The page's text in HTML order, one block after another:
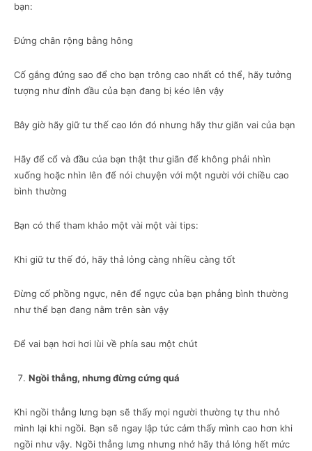
bạn:
Đứng chân rộng bằng hông
Cố gắng đứng sao để cho bạn trông cao nhất có thể, hãy tưởng
tượng như đỉnh đầu của bạn đang bị kéo lên vậy
Bây giờ hãy giữ tư thế cao lớn đó nhưng hãy thư giãn vai của bạn
Hãy để cổ và đầu của bạn thật thư giãn để không phải nhìn
xuống hoặc nhìn lên để nói chuyện với một người với chiều cao
bình thường
Bạn có thể tham khảo một vài một vài tips:
Khi giữ tư thế đó, hãy thả lỏng càng nhiều càng tốt
Đừng cố phồng ngực, nên để ngực của bạn phẳng bình thường
như thể bạn đang nằm trên sàn vậy
Để vai bạn hơi hơi lùi về phía sau một chút
Ngồi thẳng, nhưng đừng cứng quá
Khi ngồi thẳng lưng bạn sẽ thấy mọi người thường tự thu nhỏ
mình lại khi ngồi. Bạn sẽ ngay lập tức cảm thấy mình cao hơn khi
ngồi như vậy. Ngồi thẳng lưng nhưng nhớ hãy thả lỏng hết mức